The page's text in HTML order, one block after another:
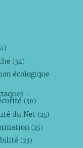
(34)
écologique
-
(30)
du Net (25)
(25)
(23)